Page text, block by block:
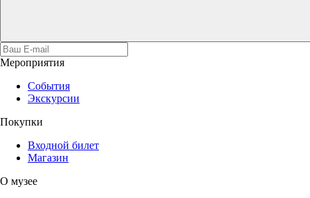
Мероприятия
События
Экскурсии
Покупки
Входной билет
Магазин
О музее